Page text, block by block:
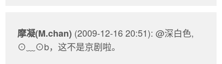
摩凝(M.chan) (2009-12-16 20:51): @深白色,
⊙﹏⊙b，这不是京剧啦。